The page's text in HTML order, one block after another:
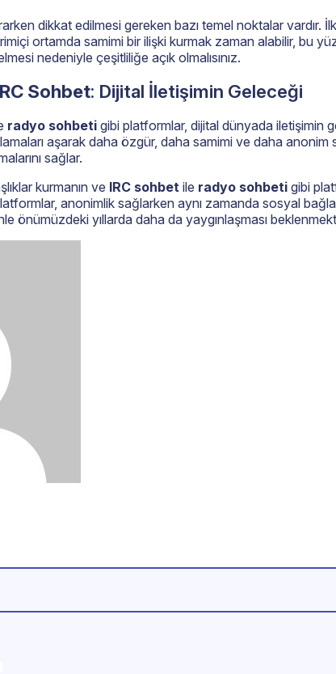
dikkat edilmesi gereken bazı temel noktalar
ortamda samimi bir ilişki kurmak zaman alabilir, bu
nedeniyle çeşitliliğe açık olmalısınız.
Sohbet: Dijital İletişimin Geleceği
radyo sohbeti gibi platformlar, dijital dünyada iletişimin
aşarak daha özgür, daha samimi ve daha
sağlar.
kurmanın ve IRC sohbet ile radyo sohbeti gibi
anonimlik sağlarken aynı zamanda sosyal
önümüzdeki yıllarda daha da yaygınlaşması